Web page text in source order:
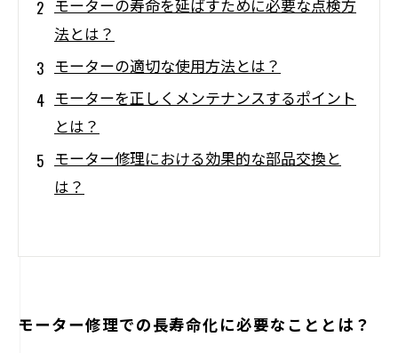
モーターの寿命を延ばすために必要な点検方
法とは？
モーターの適切な使用方法とは？
モーターを正しくメンテナンスするポイント
とは？
モーター修理における効果的な部品交換と
は？
モーター修理での長寿命化に必要なこととは？